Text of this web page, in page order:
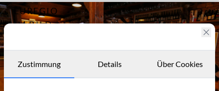
EUREGIO
IM BILD
Archiv
Kontakt
Archiv 12258
Zustimmung Details Über Cookies